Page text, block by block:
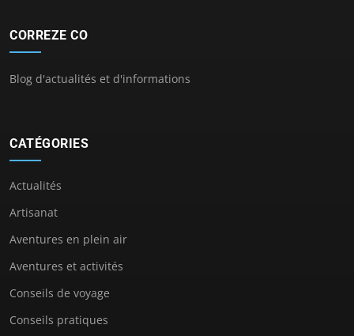
CORREZE CO
Blog d'actualités et d'informations
CATÉGORIES
Actualités
Artisanat
Aventures en plein air
Aventures et activités
Conseils de voyage
Conseils pratiques